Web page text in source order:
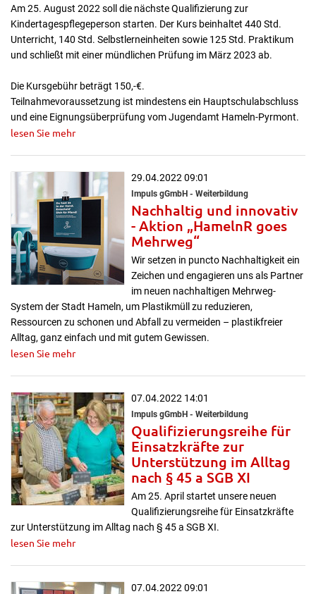
Am 25. August 2022 soll die nächste Qualifizierung zur
Kindertagespflegeperson starten. Der Kurs beinhaltet 440 Std.
Unterricht, 140 Std. Selbstlerneinheiten sowie 125 Std. Praktikum
und schließt mit einer mündlichen Prüfung im März 2023 ab.
Die Kursgebühr beträgt 150,-€.
Teilnahmevoraussetzung ist mindestens ein Hauptschulabschluss
und eine Eignungsüberprüfung vom Jugendamt Hameln-Pyrmont.
lesen Sie mehr
29.04.2022 09:01
Impuls gGmbH - Weiterbildung
Nachhaltig und innovativ
- Aktion „HamelnR goes
Mehrweg“
Wir setzen in puncto Nachhaltigkeit ein
Zeichen und engagieren uns als Partner
im neuen nachhaltigen Mehrweg-
System der Stadt Hameln, um Plastikmüll zu reduzieren,
Ressourcen zu schonen und Abfall zu vermeiden – plastikfreier
Alltag, ganz einfach und mit gutem Gewissen.
lesen Sie mehr
07.04.2022 14:01
Impuls gGmbH - Weiterbildung
Qualifizierungsreihe für
Einsatzkräfte zur
Unterstützung im Alltag
nach § 45 a SGB XI
Am 25. April startet unsere neuen
Qualifizierungsreihe für Einsatzkräfte
zur Unterstützung im Alltag nach § 45 a SGB XI.
lesen Sie mehr
07.04.2022 09:01